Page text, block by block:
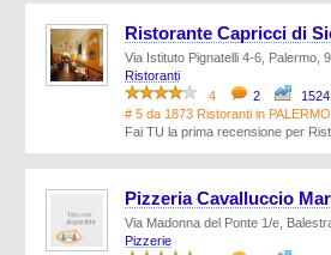
Ristorante Capricci di
Via Istituto Pignatelli 4-6, Palermo,
Ristoranti
4
2
1524
# 5 da 1873 Ristoranti in PALERMO
Fai TU la prima recensione per
Pizzeria Cavalluccio
Via Madonna del Ponte 1/e,
Pizzerie